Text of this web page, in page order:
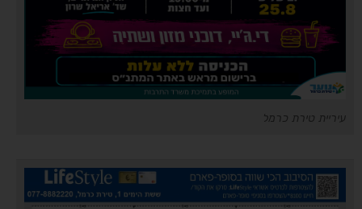
עיריית טירת כרמל